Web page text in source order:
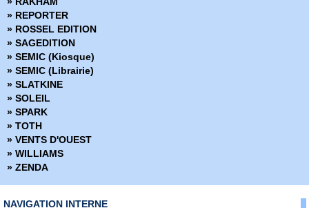
» Dead Body Road
» Dead inside
» Death Sentence
» Démons
» Density
» Derniers tests avant l'apocalypse
» Des loups dans les murs
» Desperados
» Docteur Wertham
» Down
» Dracula
» Dropsie Avenue
» Duck and Cover
» Dune
» Dust to Dust
» REPORTER
» ROSSEL EDITION
» SAGEDITION
» SEMIC (Kiosque)
» SEMIC (Librairie)
» SLATKINE
» SOLEIL
» SPARK
» TOTH
» VENTS D'OUEST
» WILLIAMS
» ZENDA
NAVIGATION INTERNE